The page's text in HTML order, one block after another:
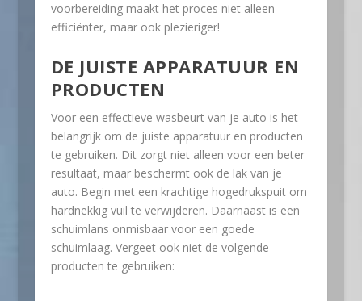
voorbereiding maakt het proces niet alleen
efficiënter, maar ook plezieriger!
DE JUISTE APPARATUUR EN
PRODUCTEN
Voor een effectieve wasbeurt van je auto is het
belangrijk om de juiste apparatuur en producten
te gebruiken. Dit zorgt niet alleen voor een beter
resultaat, maar beschermt ook de lak van je
auto. Begin met een krachtige hogedrukspuit om
hardnekkig vuil te verwijderen. Daarnaast is een
schuimlans onmisbaar voor een goede
schuimlaag. Vergeet ook niet de volgende
producten te gebruiken: